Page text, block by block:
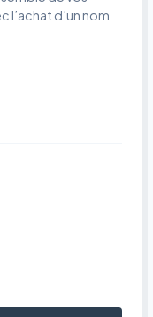
l’achat d’un nom